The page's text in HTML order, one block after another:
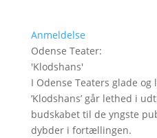
Anmeldelse
Odense Teater:
'Klodshans'
I Odense Teaters glade
’Klodshans’ går lethed i
budskabet til de yngste
dybder i fortællingen.